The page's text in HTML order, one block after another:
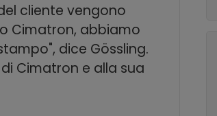
cliente vengono
Cimatron, abbiamo
dice Gössling.
Cimatron e alla sua